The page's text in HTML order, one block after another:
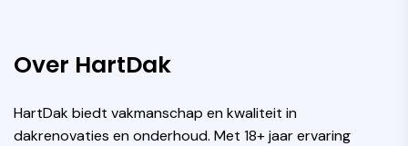
Over HartDak
HartDak biedt vakmanschap en kwaliteit in
dakrenovaties en onderhoud. Met 18+ jaar ervaring